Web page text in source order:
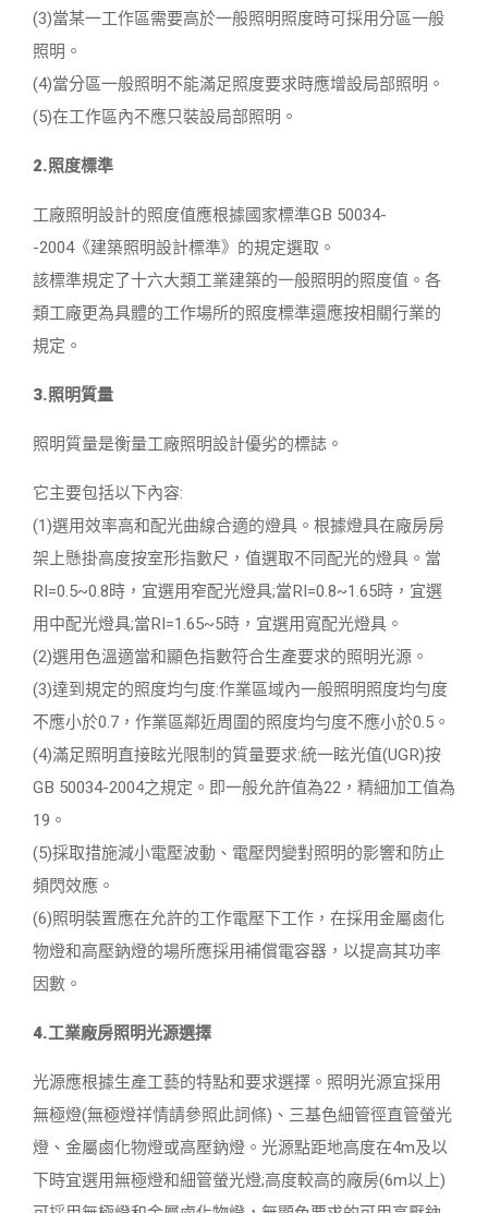
(3)當某一工作區需要高於一般照明照度時可採用分區一般
照明。
(4)當分區一般照明不能滿足照度要求時應增設局部照明。
(5)在工作區內不應只裝設局部照明。
2.照度標準
工廠照明設計的照度值應根據國家標準GB 50034-
-2004《建築照明設計標準》的規定選取。
該標準規定了十六大類工業建築的一般照明的照度值。各
類工廠更為具體的工作場所的照度標準還應按相關行業的
規定。
3.照明質量
照明質量是衡量工廠照明設計優劣的標誌。
它主要包括以下內容:
(1)選用效率高和配光曲線合適的燈具。根據燈具在廠房房
架上懸掛高度按室形指數尺，值選取不同配光的燈具。當
RI=0.5~0.8時，宜選用窄配光燈具;當RI=0.8~1.65時，宜選
用中配光燈具;當RI=1.65~5時，宜選用寬配光燈具。
(2)選用色溫適當和顯色指數符合生產要求的照明光源。
(3)達到規定的照度均勻度:作業區域內一般照明照度均勻度
不應小於0.7，作業區鄰近周圍的照度均勻度不應小於0.5。
(4)滿足照明直接眩光限制的質量要求:統一眩光值(UGR)按
GB 50034-2004之規定。即一般允許值為22，精細加工值為
19。
(5)採取措施減小電壓波動、電壓閃變對照明的影響和防止
頻閃效應。
(6)照明裝置應在允許的工作電壓下工作，在採用金屬鹵化
物燈和高壓鈉燈的場所應採用補償電容器，以提高其功率
因數。
4.工業廠房照明光源選擇
光源應根據生產工藝的特點和要求選擇。照明光源宜採用
無極燈(無極燈祥情請參照此詞條)、三基色細管徑直管螢光
燈、金屬鹵化物燈或高壓鈉燈。光源點距地高度在4m及以
下時宜選用無極燈和細管螢光燈;高度較高的廠房(6m以上)